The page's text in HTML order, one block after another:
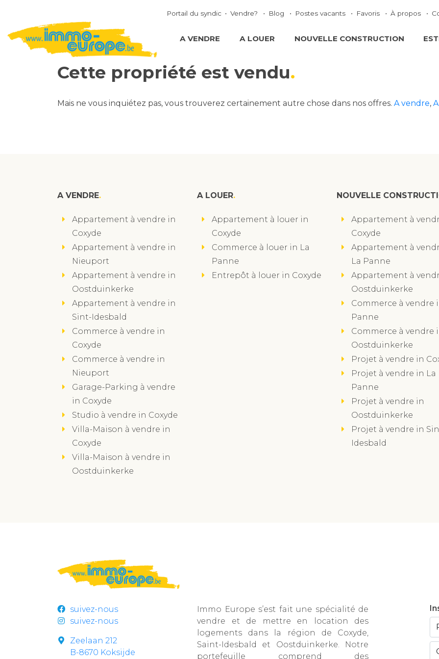
Portail du syndic Vendre? Blog Postes vacants Favoris À propos
A VENDRE A LOUER NOUVELLE CONSTRUCTION
Cette propriété est vendu
Mais ne vous inquiétez pas, vous trouverez certainement autre chose dans nos offres. A vendre,
A VENDRE
Appartement à vendre in
Coxyde
Appartement à vendre in
Nieuport
Appartement à vendre in
Oostduinkerke
Appartement à vendre in
Sint-Idesbald
Commerce à vendre in
Coxyde
Commerce à vendre in
Nieuport
Garage-Parking à vendre
in Coxyde
Studio à vendre in Coxyde
Villa-Maison à vendre in
Coxyde
Villa-Maison à vendre in
Oostduinkerke
A LOUER
Appartement à louer in
Coxyde
Commerce à louer in La
Panne
Entrepôt à louer in Coxyde
NOUVELLE
Appartement à
Coxyde
Appartement à
La Panne
Appartement à
Oostduinkerke
Commerce à vendre
Panne
Commerce à vendre
Oostduinkerke
Projet à vendre in
Projet à vendre in La
Panne
Projet à vendre in
Oostduinkerke
Projet à vendre in
Idesbald
suivez-nous
suivez-nous
Zeelaan 212
B-8670 Koksijde
Immo Europe s’est fait une spécialité de
vendre et de mettre en location des
logements dans la région de Coxyde,
Saint-Idesbald et Oostduinkerke. Notre
portefeuille comprend des